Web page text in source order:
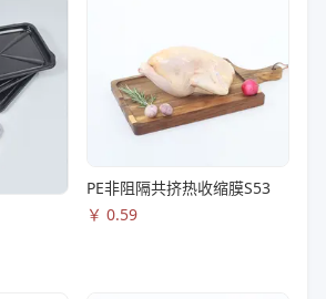
PE非阻隔共挤热收缩膜S53
￥ 0.59